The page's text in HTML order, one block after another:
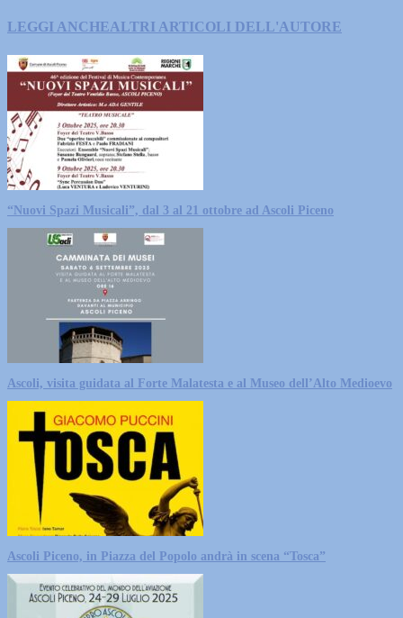
LEGGI ANCHEALTRI ARTICOLI DELL'AUTORE
“Nuovi Spazi Musicali”, dal 3 al 21 ottobre ad Ascoli Piceno
Ascoli, visita guidata al Forte Malatesta e al Museo dell’Alto Medioevo
Ascoli Piceno, in Piazza del Popolo andrà in scena “Tosca”